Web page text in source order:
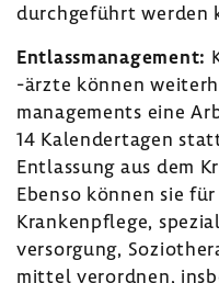
durch­ge­führt werden
Entlass­ma­nage­ment:
-ärzte können
ma­nage­ments eine
14 Kalen­der­tagen
Entlas­sung aus dem
Ebenso können sie
Kran­ken­pflege,
ver­sor­gung,
mittel verordnen,